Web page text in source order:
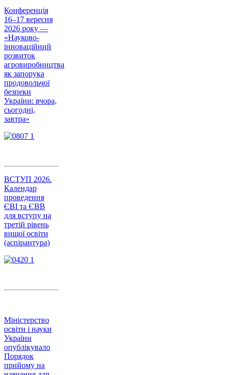
Конференція
16–17 вересня
2026 року —
«Науково-
інноваційний
розвиток
агровиробництва
як запорука
продовольчої
безпеки
України: вчора,
сьогодні,
завтра»
ВСТУП 2026.
Календар
проведення
ЄВІ та ЄВВ
для вступу на
третій рівень
вищої освіти
(аспірантура)
Міністерство
освіти і науки
України
опублікувало
Порядок
прийому на